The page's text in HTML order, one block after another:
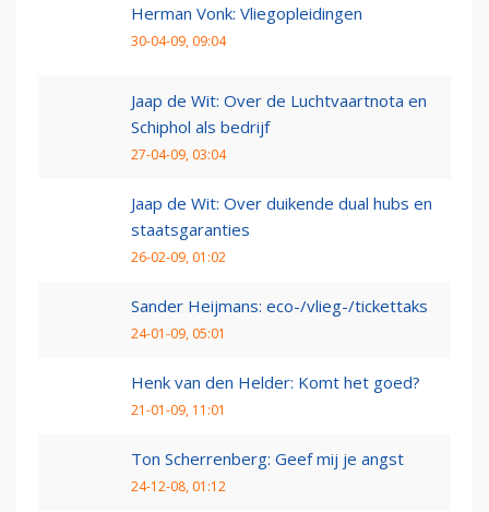
Herman Vonk: Vliegopleidingen
30-04-09, 09:04
Jaap de Wit: Over de Luchtvaartnota en
Schiphol als bedrijf
27-04-09, 03:04
Jaap de Wit: Over duikende dual hubs en
staatsgaranties
26-02-09, 01:02
Sander Heijmans: eco-/vlieg-/tickettaks
24-01-09, 05:01
Henk van den Helder: Komt het goed?
21-01-09, 11:01
Ton Scherrenberg: Geef mij je angst
24-12-08, 01:12